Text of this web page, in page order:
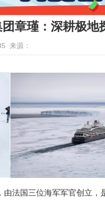
章瑾：深耕极地
来源：
法国三位海军军官创立，